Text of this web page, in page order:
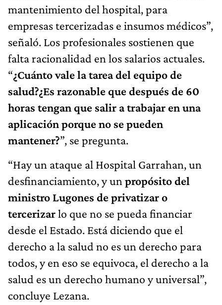
mantenimiento del hospital, para
empresas tercerizadas e insumos médicos”,
señaló. Los profesionales sostienen que
falta racionalidad en los salarios actuales.
“¿Cuánto vale la tarea del equipo de
salud?¿Es razonable que después de 60
horas tengan que salir a trabajar en una
aplicación porque no se pueden
mantener?”, se pregunta.
“Hay un ataque al Hospital Garrahan, un
desfinanciamiento, y un propósito del
ministro Lugones de privatizar o
tercerizarlo que no se pueda financiar
desde el Estado. Está diciendo que el
derecho a la salud no es un derecho para
todos, y en eso se equivoca, el derecho a la
salud es un derecho humano y universal”,
concluye Lezana.